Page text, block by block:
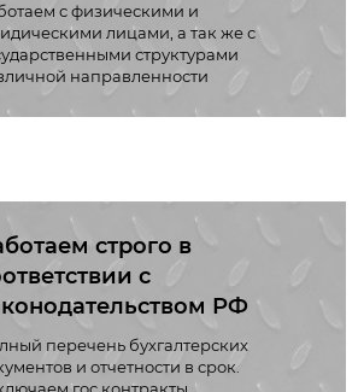
с физическими и
лицами, а так же с
структурами
направленности
строго в
с
РФ
перечень бухгалтерских
и отчетности в срок.